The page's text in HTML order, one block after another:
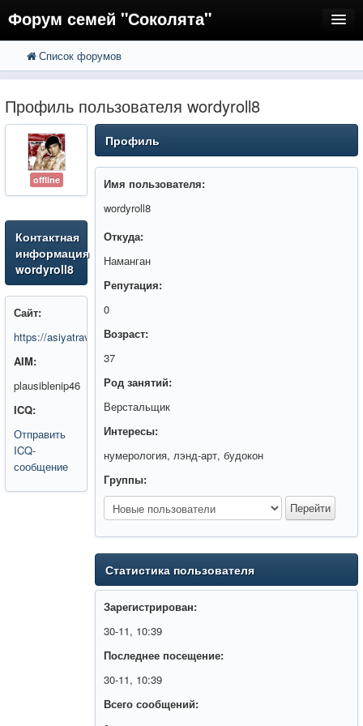
Форум семей "Соколята"
FAQ
Регистрация
Вход
Список форумов
Профиль пользователя wordyroll8
offline
Контактная
информация
wordyroll8
Сайт:
https://asiyatravel.com/
AIM:
plausiblenip46
ICQ:
Отправить
ICQ-
сообщение
Профиль
Имя пользователя:
wordyroll8
Откуда:
Наманган
Репутация:
0
Возраст:
37
Род занятий:
Верстальщик
Интересы:
нумерология, лэнд-арт, будокон
Группы:
Статистика пользователя
Зарегистрирован:
30-11, 10:39
Последнее посещение:
30-11, 10:39
Всего сообщений: